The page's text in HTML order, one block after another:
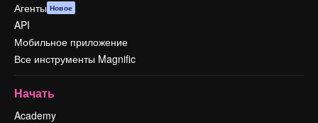
Агенты Новое
API
Мобильное приложение
Все инструменты Magnific
Начать
Academy